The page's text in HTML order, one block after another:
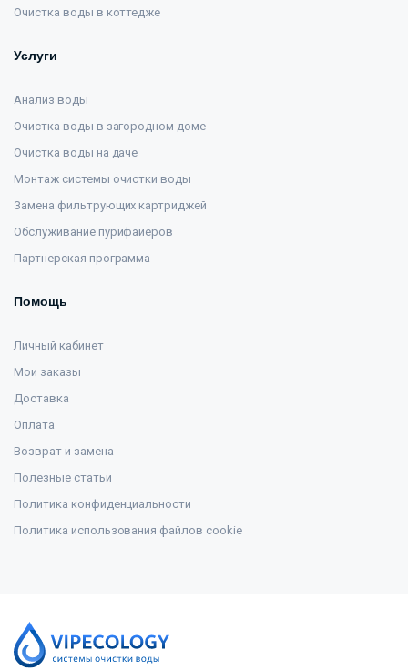
Очистка воды в коттедже
Услуги
Анализ воды
Очистка воды в загородном доме
Очистка воды на даче
Монтаж системы очистки воды
Замена фильтрующих картриджей
Обслуживание пурифайеров
Партнерская программа
Помощь
Личный кабинет
Мои заказы
Доставка
Оплата
Возврат и замена
Полезные статьи
Политика конфиденциальности
Политика использования файлов cookie